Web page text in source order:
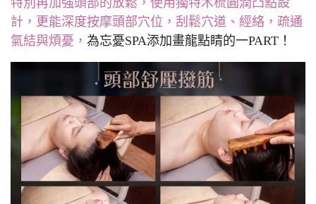
計，更能深度按摩頭部穴位，刮鬆穴道、經絡，疏通
氣結與煩憂， 為忘憂SPA添加畫龍點睛的一PART！